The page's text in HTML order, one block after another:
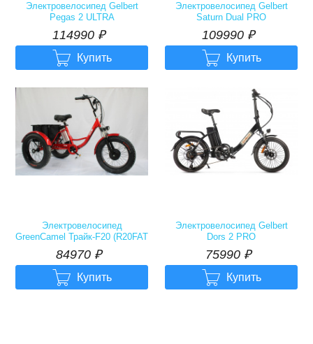
Электровелосипед Gelbert
Pegas 2 ULTRA
114990р.
114990 ₽
 Купить
Электровелосипед Gelbert
Saturn Dual PRO
109990р.
109990 ₽
 Купить
Электровелосипед
GreenCamel Трайк-F20 (R20FAT
500W 48V12Ah) 7скор
84970р.
84970 ₽
 Купить
Электровелосипед Gelbert
Dors 2 PRO
75990р.
75990 ₽
 Купить